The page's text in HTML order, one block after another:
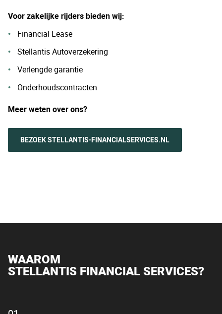
Voor zakelijke rijders bieden wij:
Financial Lease
Stellantis Autoverzekering
Verlengde garantie
Onderhoudscontracten
Meer weten over ons?
BEZOEK STELLANTIS-FINANCIALSERVICES.NL
WAAROM
STELLANTIS FINANCIAL SERVICES?